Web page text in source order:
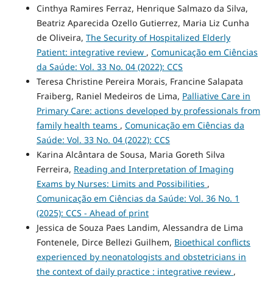
Cinthya Ramires Ferraz, Henrique Salmazo da Silva,
Beatriz Aparecida Ozello Gutierrez, Maria Liz Cunha
de Oliveira, The Security of Hospitalized Elderly
Patient: integrative review , Comunicação em Ciências
da Saúde: Vol. 33 No. 04 (2022): CCS
Teresa Christine Pereira Morais, Francine Salapata
Fraiberg, Raniel Medeiros de Lima, Palliative Care in
Primary Care: actions developed by professionals from
family health teams , Comunicação em Ciências da
Saúde: Vol. 33 No. 04 (2022): CCS
Karina Alcântara de Sousa, Maria Goreth Silva
Ferreira, Reading and Interpretation of Imaging
Exams by Nurses: Limits and Possibilities ,
Comunicação em Ciências da Saúde: Vol. 36 No. 1
(2025): CCS - Ahead of print
Jessica de Souza Paes Landim, Alessandra de Lima
Fontenele, Dirce Bellezi Guilhem, Bioethical conflicts
experienced by neonatologists and obstetricians in
the context of daily practice : integrative review ,